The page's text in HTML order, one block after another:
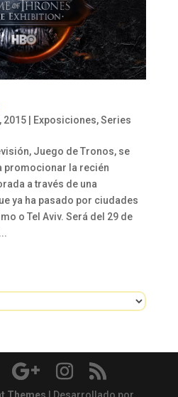
2015| Exposiciones,Series
Juego de Tronos, se
promocionar la recién
a través de una
ya ha pasado por ciudades
o Tel Aviv. Será del 29 de